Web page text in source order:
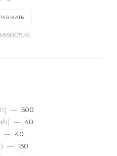
16500524
— 500
ч) — 40
— 40
— 150